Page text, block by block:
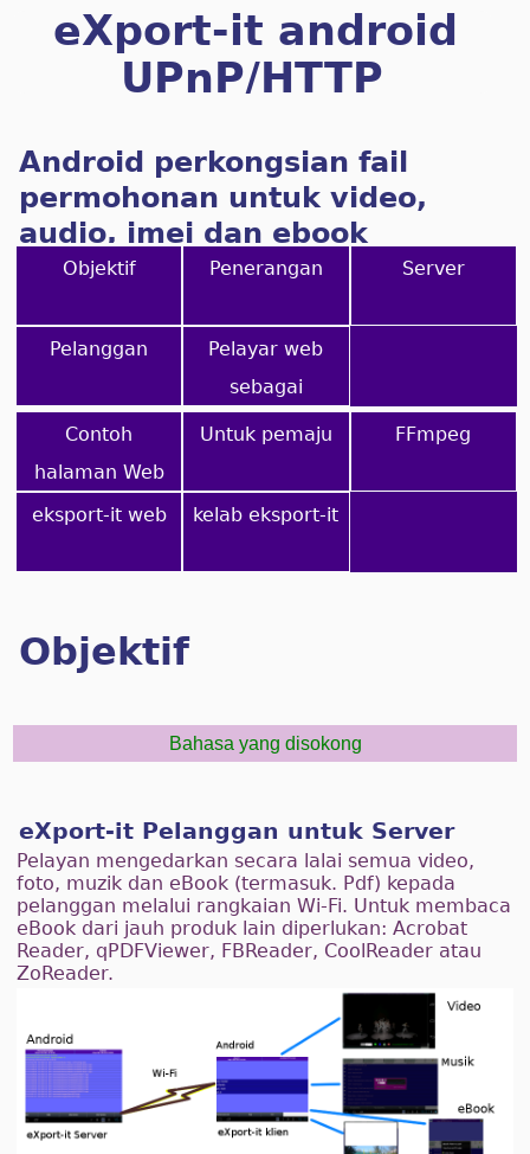
eXport-it android
UPnP/HTTP
Android perkongsian fail
permohonan untuk video,
audio, imej dan ebook
Objektif Penerangan Server
Pelanggan
Pelayar web
sebagai
pelanggan
Contoh
halaman Web
Untuk pemaju FFmpeg
eksport-it web kelab eksport-it
Objektif
Bahasa yang disokong
eXport-it Pelanggan untuk Server
Pelayan mengedarkan secara lalai semua video,
foto, muzik dan eBook (termasuk. Pdf) kepada
pelanggan melalui rangkaian Wi-Fi. Untuk membaca
eBook dari jauh produk lain diperlukan: Acrobat
Reader, qPDFViewer, FBReader, CoolReader atau
ZoReader.